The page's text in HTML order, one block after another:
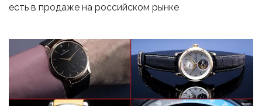
есть в продаже на российском рынке